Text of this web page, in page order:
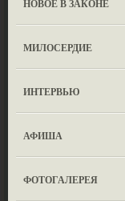
НОВОЕ В ЗАКОНЕ
МИЛОСЕРДИЕ
ИНТЕРВЬЮ
АФИША
ФОТОГАЛЕРЕЯ